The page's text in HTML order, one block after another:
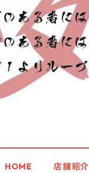
HOME 店舗紹介